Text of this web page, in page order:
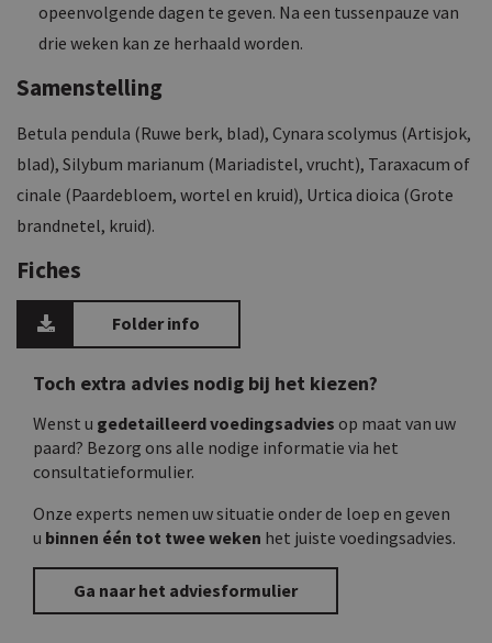
opeenvolgende dagen te geven. Na een tussenpauze van
drie weken kan ze herhaald worden.
Samenstelling
Betula pendula (Ruwe berk, blad), Cynara scolymus (Artisjok,
blad), Silybum marianum (Mariadistel, vrucht), Taraxacum of
cinale (Paardebloem, wortel en kruid), Urtica dioica (Grote
brandnetel, kruid).
Fiches
Folder info
Toch extra advies nodig bij het kiezen?
Wenst u gedetailleerd voedingsadvies op maat van uw
paard? Bezorg ons alle nodige informatie via het
consultatieformulier.
Onze experts nemen uw situatie onder de loep en geven
u binnen één tot twee weken het juiste voedingsadvies.
Ga naar het adviesformulier